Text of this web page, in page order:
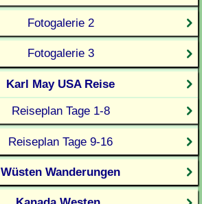
Fotogalerie 2
Fotogalerie 3
Karl May USA Reise
Reiseplan Tage 1-8
Reiseplan Tage 9-16
Wüsten Wanderungen